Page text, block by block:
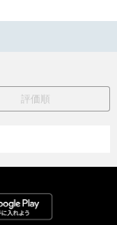
評価順